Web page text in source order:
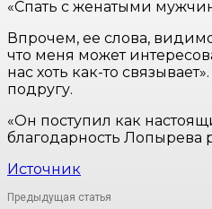
«Спать с женатыми
Впрочем, ее слова,
что меня может
нас хоть как-то
подругу.
«Он поступил как
благодарность Лопырева
Источник
Предыдущая статья